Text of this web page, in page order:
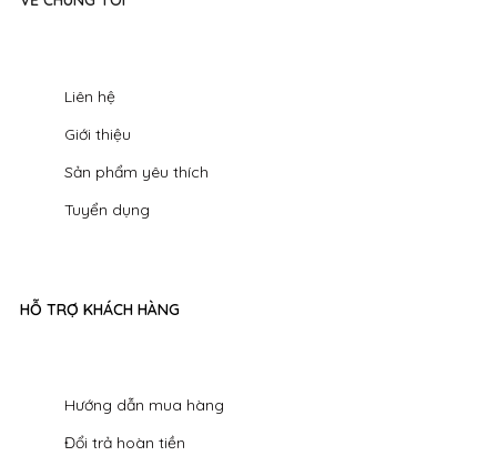
Liên hệ
Giới thiệu
Sản phẩm yêu thích
Tuyển dụng
HỖ TRỢ KHÁCH HÀNG
Hướng dẫn mua hàng
Đổi trả hoàn tiền